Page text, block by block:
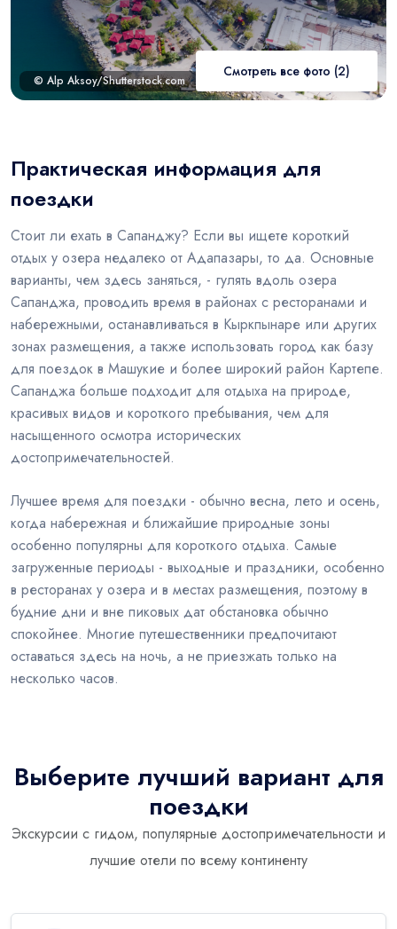
© Alp Aksoy/Shutterstock.com
Смотреть все фото (2)
Практическая информация для
поездки
Стоит ли ехать в Сапанджу? Если вы ищете короткий
отдых у озера недалеко от Адапазары, то да. Основные
варианты, чем здесь заняться, - гулять вдоль озера
Сапанджа, проводить время в районах с ресторанами и
набережными, останавливаться в Кыркпынаре или других
зонах размещения, а также использовать город как базу
для поездок в Машукие и более широкий район Картепе.
Сапанджа больше подходит для отдыха на природе,
красивых видов и короткого пребывания, чем для
насыщенного осмотра исторических
достопримечательностей.
Лучшее время для поездки - обычно весна, лето и осень,
когда набережная и ближайшие природные зоны
особенно популярны для короткого отдыха. Самые
загруженные периоды - выходные и праздники, особенно
в ресторанах у озера и в местах размещения, поэтому в
будние дни и вне пиковых дат обстановка обычно
спокойнее. Многие путешественники предпочитают
оставаться здесь на ночь, а не приезжать только на
несколько часов.
Выберите лучший вариант для
поездки
Экскурсии с гидом, популярные достопримечательности и
лучшие отели по всему континенту